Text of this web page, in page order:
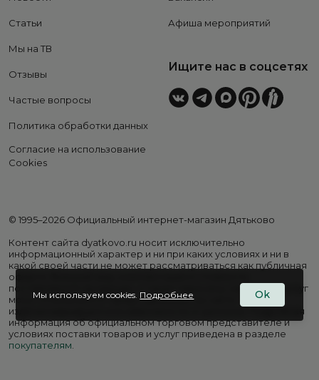
Статьи
Мы на ТВ
Отзывы
Частые вопросы
Политика обработки данных
Согласие на использование
Cookies
Афиша мероприятий
Ищите нас в соцсетях
© 1995–2026 Официальный интернет-магазин Дятьково
Контент сайта dyatkovo.ru носит исключительно
информационный характер и ни при каких условиях и ни в
какой своей части не может рассматриваться как публичная
оферта. Внешний вид, комплектация и стоимость
поставляемой продукции, а также перечень сервисных услуг
могут отличаться от представленных на сайте. Цены на
изделия варьируются в зависимости от региона. Подробная
информация об официальном торговом представителе и
условиях поставки товаров и услуг приведена в разделе
покупателям.
Мы используем cookies. Подробнее Ok